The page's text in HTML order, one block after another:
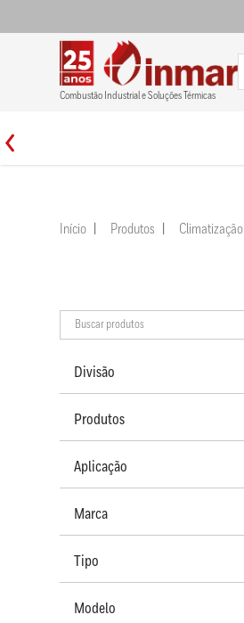
Combustão Industrial e Soluções Térmicas
Início Produtos Climatização
Divisão
Produtos
Aplicação
Marca
Tipo
Modelo